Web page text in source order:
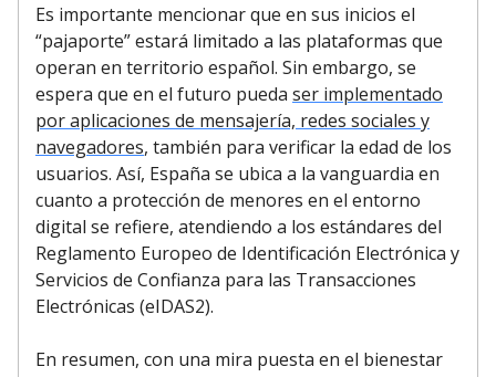
Es importante mencionar que en sus inicios el
“pajaporte” estará limitado a las plataformas que
operan en territorio español. Sin embargo, se
espera que en el futuro pueda ser implementado
por aplicaciones de mensajería, redes sociales y
navegadores, también para verificar la edad de los
usuarios. Así, España se ubica a la vanguardia en
cuanto a protección de menores en el entorno
digital se refiere, atendiendo a los estándares del
Reglamento Europeo de Identificación Electrónica y
Servicios de Confianza para las Transacciones
Electrónicas (eIDAS2).
En resumen, con una mira puesta en el bienestar